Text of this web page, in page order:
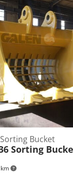
Bucket
Sorting